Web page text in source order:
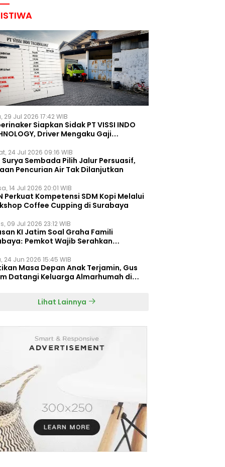
29 Jul 2026 17:42 WIB
Siapkan Sidak PT VISSI INDO
Driver Mengaku Gaji
24 Jul 2026 09:16 WIB
Surya Sembada Pilih Jalur Persuasif,
Pencurian Air Tak Dilanjutkan
14 Jul 2026 20:01 WIB
Perkuat Kompetensi SDM Kopi Melalui
Coffee Cupping di Surabaya
09 Jul 2026 23:12 WIB
KI Jatim Soal Graha Famili
Pemkot Wajib Serahkan
24 Jun 2026 15:45 WIB
Masa Depan Anak Terjamin, Gus
Datangi Keluarga Almarhumah di
Lihat Lainnya